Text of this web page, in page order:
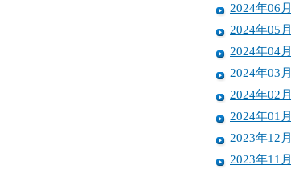
2024年06月
2024年05月
2024年04月
2024年03月
2024年02月
2024年01月
2023年12月
2023年11月